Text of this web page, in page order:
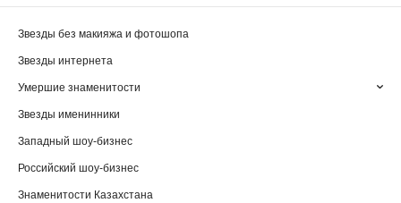
Звезды без макияжа и фотошопа
Звезды интернета
Умершие знаменитости
Звезды именинники
Западный шоу-бизнес
Российский шоу-бизнес
Знаменитости Казахстана